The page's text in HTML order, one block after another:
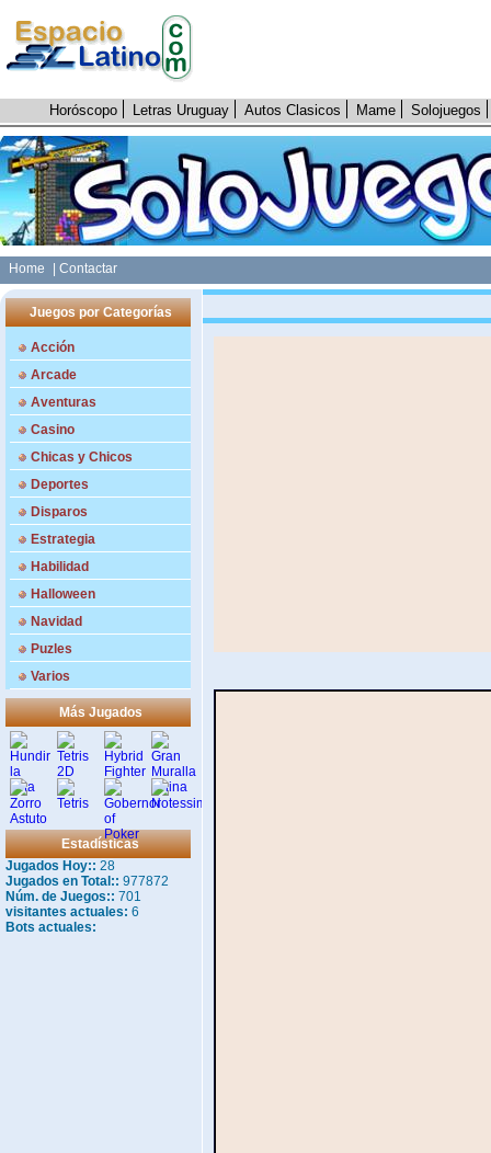
Horóscopo Letras Uruguay Autos Clasicos Mame Solojuegos
Home | Contactar
Juegos por Categorías
Acción
Arcade
Aventuras
Casino
Chicas y Chicos
Deportes
Disparos
Estrategia
Habilidad
Halloween
Navidad
Puzles
Varios
Más Jugados
Estadísticas
Jugados Hoy:: 28
Jugados en Total:: 977872
Núm. de Juegos:: 701
visitantes actuales: 6
Bots actuales: